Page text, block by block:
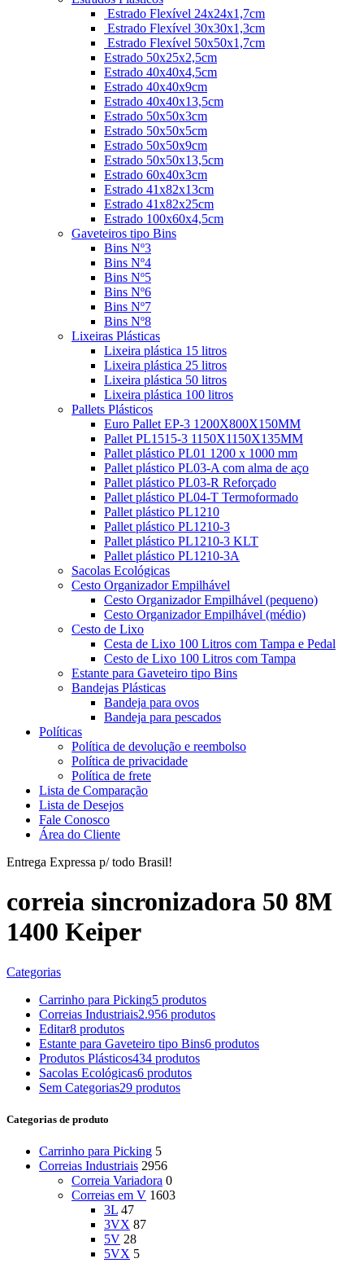
Estrado Flexível 24x24x1,7cm
Estrado Flexível 30x30x1,3cm
Estrado Flexível 50x50x1,7cm
Estrado 50x25x2,5cm
Estrado 40x40x4,5cm
Estrado 40x40x9cm
Estrado 40x40x13,5cm
Estrado 50x50x3cm
Estrado 50x50x5cm
Estrado 50x50x9cm
Estrado 50x50x13,5cm
Estrado 60x40x3cm
Estrado 41x82x13cm
Estrado 41x82x25cm
Estrado 100x60x4,5cm
Gaveteiros tipo Bins
Bins Nº3
Bins Nº4
Bins Nº5
Bins Nº6
Bins Nº7
Bins Nº8
Lixeiras Plásticas
Lixeira plástica 15 litros
Lixeira plástica 25 litros
Lixeira plástica 50 litros
Lixeira plástica 100 litros
Pallets Plásticos
Euro Pallet EP-3 1200X800X150MM
Pallet PL1515-3 1150X1150X135MM
Pallet plástico PL01 1200 x 1000 mm
Pallet plástico PL03-A com alma de aço
Pallet plástico PL03-R Reforçado
Pallet plástico PL04-T Termoformado
Pallet plástico PL1210
Pallet plástico PL1210-3
Pallet plástico PL1210-3 KLT
Pallet plástico PL1210-3A
Sacolas Ecológicas
Cesto Organizador Empilhável
Cesto Organizador Empilhável (pequeno)
Cesto Organizador Empilhável (médio)
Cesto de Lixo
Cesta de Lixo 100 Litros com Tampa e Pedal
Cesto de Lixo 100 Litros com Tampa
Estante para Gaveteiro tipo Bins
Bandejas Plásticas
Bandeja para ovos
Bandeja para pescados
Políticas
Política de devolução e reembolso
Política de privacidade
Política de frete
Lista de Comparação
Lista de Desejos
Fale Conosco
Área do Cliente
Entrega Expressa p/ todo Brasil!
correia sincronizadora 50 8M
1400 Keiper
Categorias
Carrinho para Picking5 produtos
Correias Industriais2.956 produtos
Editar8 produtos
Estante para Gaveteiro tipo Bins6 produtos
Produtos Plásticos434 produtos
Sacolas Ecológicas6 produtos
Sem Categorias29 produtos
Categorias de produto
Carrinho para Picking 5
Correias Industriais 2956
Correia Variadora 0
Correias em V 1603
3L 47
3VX 87
5V 28
5VX 5